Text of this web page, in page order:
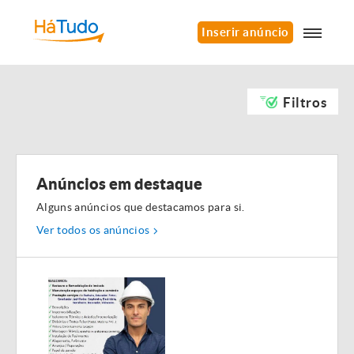
Inserir anúncio
Filtros
Anúncios em destaque
Alguns anúncios que destacamos para si.
Ver todos os anúncios